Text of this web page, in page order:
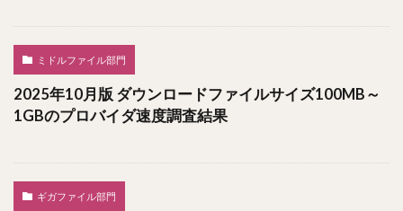
ミドルファイル部門
2025年10月版 ダウンロードファイルサイズ100MB～
1GBのプロバイダ速度調査結果
ギガファイル部門